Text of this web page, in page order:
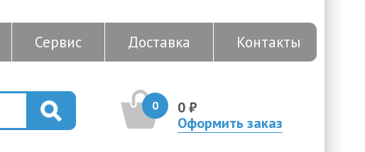
Сервис Доставка Контакты
0
0 ₽
Оформить заказ